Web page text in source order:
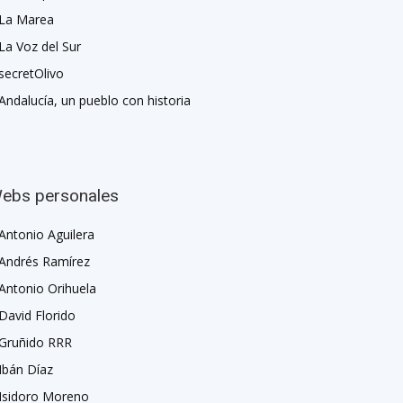
Marea
Voz del Sur
un pueblo con historia
personales
Aguilera
Ramírez
Orihuela
Florido
RRR
Díaz
Moreno